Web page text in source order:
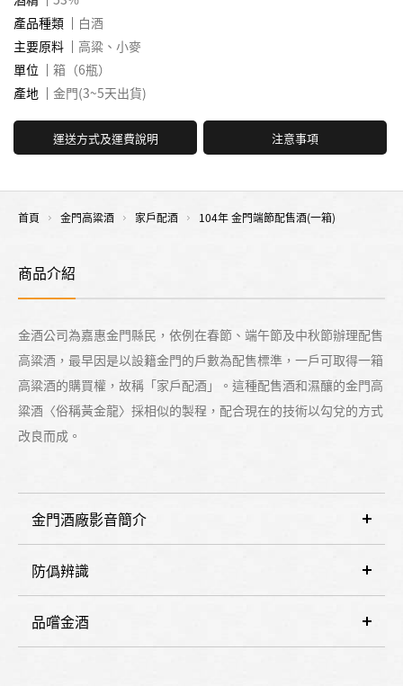
產品種類
白酒
主要原料
高粱、小麥
單位
箱（6瓶）
產地
金門(3~5天出貨)
運送方式及運費說明 注意事項
首頁 金門高粱酒 家戶配酒 104年 金門端節配售酒(一箱)
商品介紹
金酒公司為嘉惠金門縣民，依例在春節、端午節及中秋節辦理配售
高粱酒，最早因是以設籍金門的戶數為配售標準，一戶可取得一箱
高粱酒的購買權，故稱「家戶配酒」。這種配售酒和濕釀的金門高
粱酒〈俗稱黃金龍〉採相似的製程，配合現在的技術以勾兌的方式
改良而成。
金門酒廠影音簡介
防僞辨識
品嚐金酒